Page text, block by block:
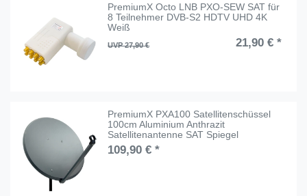
PremiumX Octo LNB PXO-SEW SAT für
8 Teilnehmer DVB-S2 HDTV UHD 4K
Weiß
UVP 27,90 € 21,90 € *
PremiumX PXA100 Satellitenschüssel
100cm Aluminium Anthrazit
Satellitenantenne SAT Spiegel
109,90 € *